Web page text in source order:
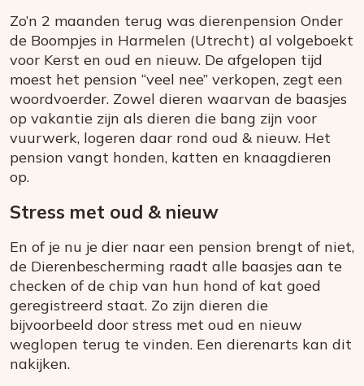
Zo’n 2 maanden terug was dierenpension Onder
de Boompjes in Harmelen (Utrecht) al volgeboekt
voor Kerst en oud en nieuw. De afgelopen tijd
moest het pension “veel nee” verkopen, zegt een
woordvoerder. Zowel dieren waarvan de baasjes
op vakantie zijn als dieren die bang zijn voor
vuurwerk, logeren daar rond oud & nieuw. Het
pension vangt honden, katten en knaagdieren
op.
Stress met oud & nieuw
En of je nu je dier naar een pension brengt of niet,
de Dierenbescherming raadt alle baasjes aan te
checken of de chip van hun hond of kat goed
geregistreerd staat. Zo zijn dieren die
bijvoorbeeld door stress met oud en nieuw
weglopen terug te vinden. Een dierenarts kan dit
nakijken.